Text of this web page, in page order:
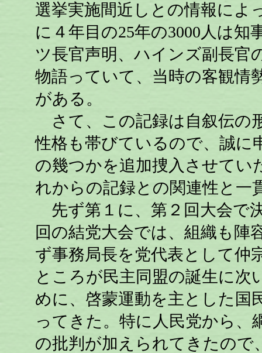
選挙実施間近しとの情報によ
に４年目の25年の3000人は
ツ長官声明、ハインズ副長官
物語っていて、当時の客観情
がある。
さて、この記録は自叙伝の
性格も帯びているので、誠に
の幾つかを追加捜入させて
れからの記録との関連性と一
先ず第１に、第２回大会で
回の結党大会では、組織も陣
ず事務局長を党代表として仲
ところが民主同盟の誕生に次
めに、啓蒙運動を主とした国
ってきた。特に人民党から
の批判が加えられてきたので